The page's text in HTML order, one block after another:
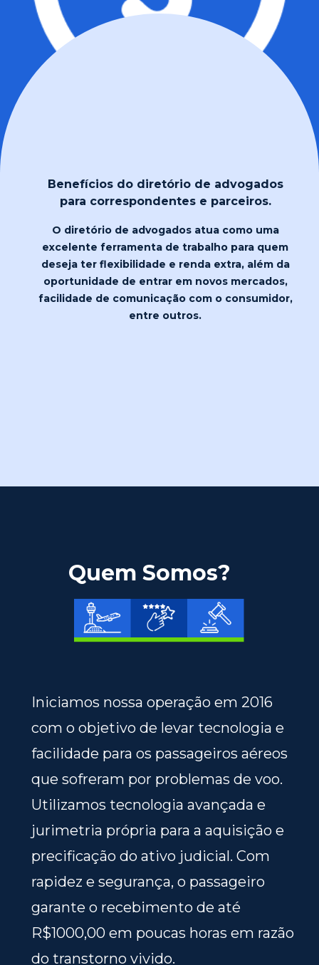
Benefícios do diretório de advogados
para correspondentes e parceiros.
O diretório de advogados atua como uma
excelente ferramenta de trabalho para quem
deseja ter flexibilidade e renda extra, além da
oportunidade de entrar em novos mercados,
facilidade de comunicação com o consumidor,
entre outros.
Quem Somos?
Iniciamos nossa operação em 2016
com o objetivo de levar tecnologia e
facilidade para os passageiros aéreos
que sofreram por problemas de voo.
Utilizamos tecnologia avançada e
jurimetria própria para a aquisição e
precificação do ativo judicial. Com
rapidez e segurança, o passageiro
garante o recebimento de até
R$1000,00 em poucas horas em razão
do transtorno vivido.